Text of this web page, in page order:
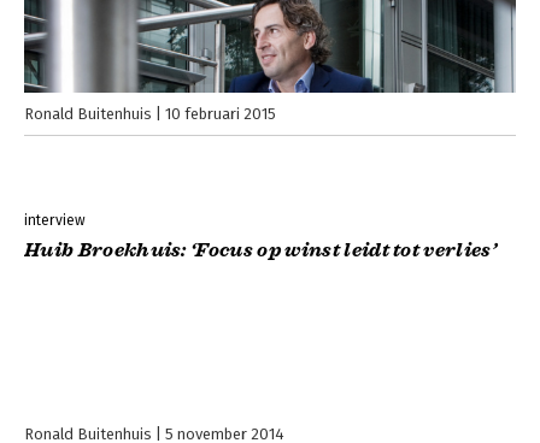
Ronald Buitenhuis 10 februari 2015
interview
Huib Broekhuis: ‘Focus op winst leidt tot verlies’
Ronald Buitenhuis 5 november 2014